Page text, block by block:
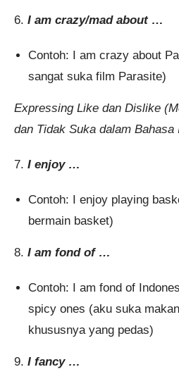
6. I am crazy/mad about …
Contoh: I am crazy about
sangat suka film Parasite)
Expressing Like dan Dislike
dan Tidak Suka dalam Bahasa
7. I enjoy …
Contoh: I enjoy playing
bermain basket)
8. I am fond of …
Contoh: I am fond of
spicy ones (aku suka
khususnya yang pedas)
9. I fancy …